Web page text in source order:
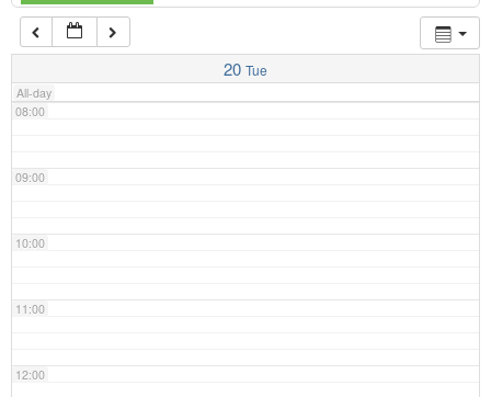
20 Tue
All-day
07:00
08:00
09:00
10:00
11:00
12:00